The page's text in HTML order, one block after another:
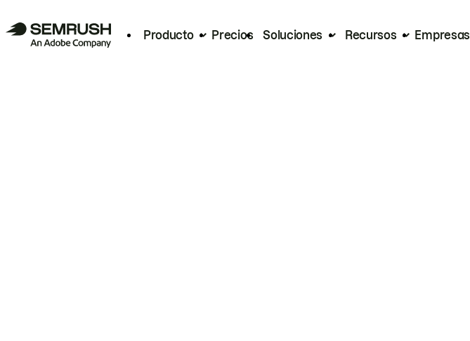
Producto Precios Soluciones Recursos Empresas